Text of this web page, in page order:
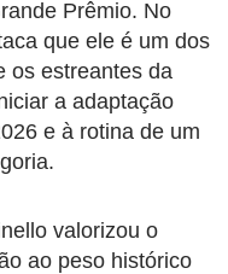
Prêmio. No
que ele é um dos
os estreantes da
a adaptação
e à rotina de um
valorizou o
ao peso histórico